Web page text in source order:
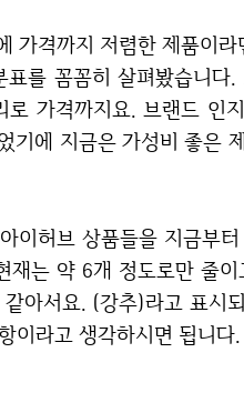
를 꼼꼼히 살펴봤습니다
가격까지요. 브랜드 인
에 지금은 가성비 좋은
는 약 6개 정도로만 줄
아서요. (강추)라고 표시
이라고 생각하시면 됩니